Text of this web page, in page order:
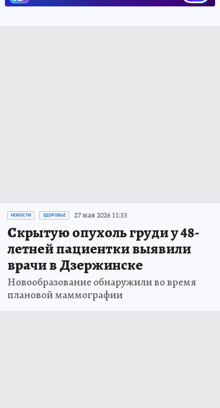
НОВОСТИ ЗДОРОВЬЕ 27 мая 2026 11:33
Скрытую опухоль груди у 48-
летней пациентки выявили
врачи в Дзержинске
Новообразование обнаружили во время
плановой маммографии